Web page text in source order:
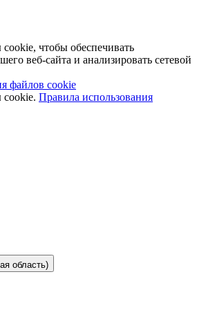
чтобы обеспечивать
веб-сайта и анализировать сетевой
файлов cookie
Правила использования
область)